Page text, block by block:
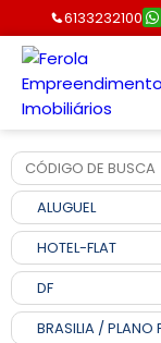
6133232100